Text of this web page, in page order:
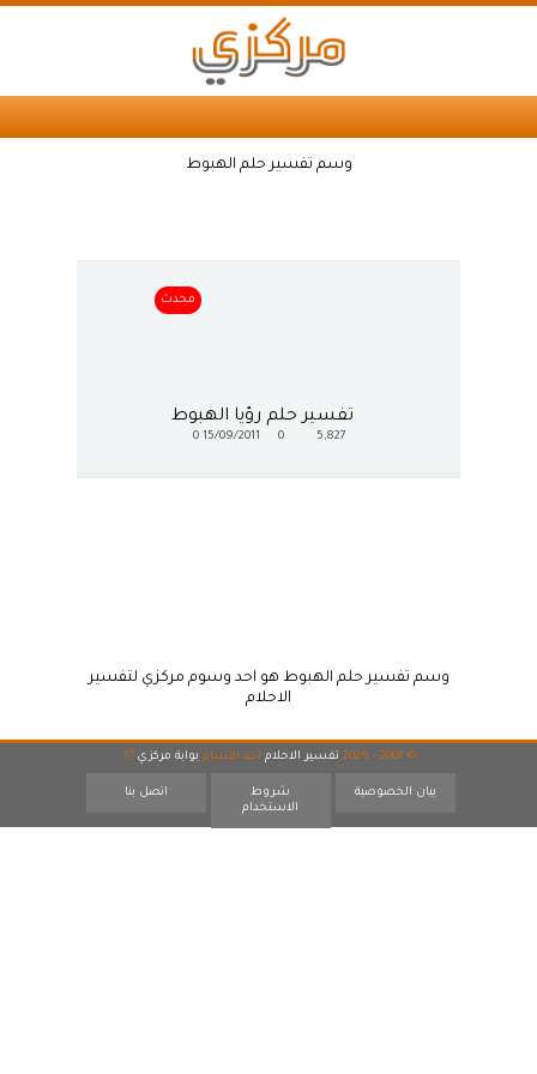
وسم تفسير حلم الهبوط
محدث
تفسير حلم رؤيا الهبوط
5,827
15/09/2011
0
وسم تفسير حلم الهبوط هو احد وسوم مركزي لتفسير
الاحلام
© 2007 - 2026 تفسير الاحلام احد اقسام بوابة مركزي 17
بيان الخصوصية
شروط
الاستخدام
اتصل بنا